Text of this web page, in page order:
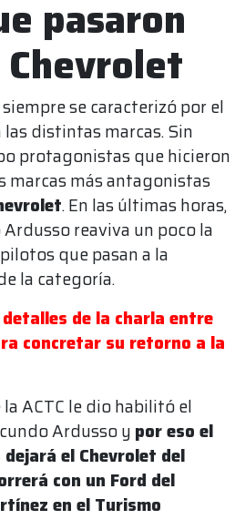
pasaron
siempre se caracterizó por el
distintas marcas. Sin
protagonistas que hicieron
marcas más antagonistas
. En las últimas horas,
reaviva un poco la
que pasan a la
la categoría.
detalles de la charla entre
concretar su retorno a la
ACTC le dio habilitó el
Ardusso y por eso el
el Chevrolet del
con un Ford del
en el Turismo